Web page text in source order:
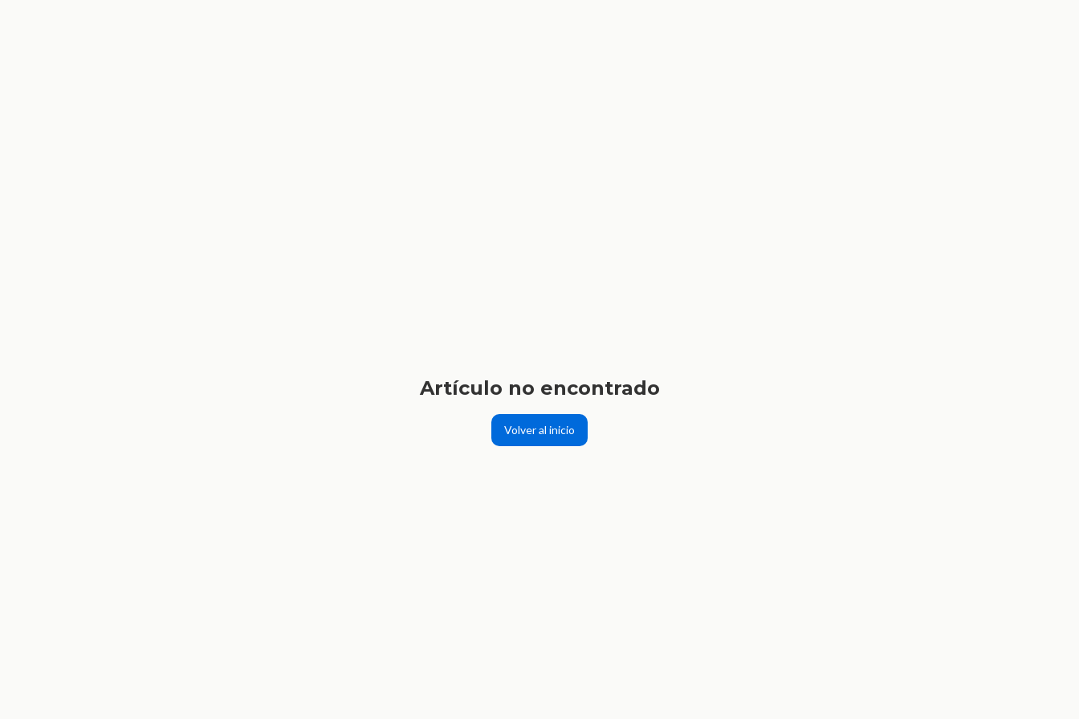
Artículo no encontrado
Volver al inicio